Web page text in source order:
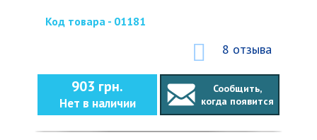
Код товара - 01181
8 отзыва
903 грн.
Нет в наличии
Сообщить,
когда появится